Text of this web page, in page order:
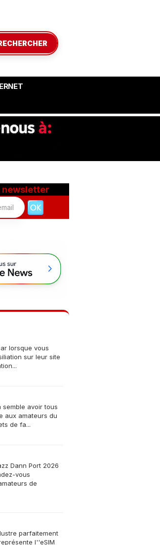
newsletter
lorsque vous
sur leur site
semble avoir tous
aux amateurs du
de fa...
Dann Port 2026
vous
de
parfaitement
l''eSIM